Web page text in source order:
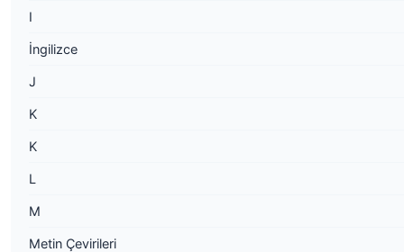
I
İngilizce
J
K
K
L
M
Metin Çevirileri